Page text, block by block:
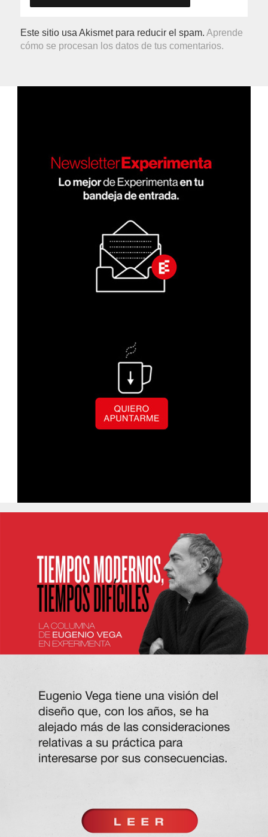
Este sitio usa Akismet para reducir el spam.Aprende
cómo se procesan los datos de tus comentarios.